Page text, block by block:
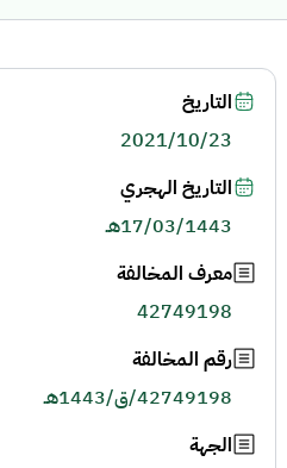
التاريخ
2021/10/23
التاريخ الهجري
17/03/1443هـ
معرف المخالفة
42749198
رقم المخالفة
42749198/ق/1443هـ
الجهة